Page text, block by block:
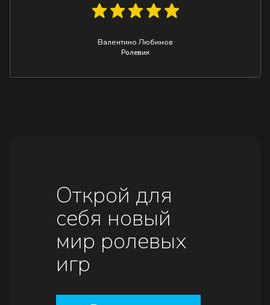
Валентино Любимов
Ролевик
Открой для
себя новый
мир ролевых
игр